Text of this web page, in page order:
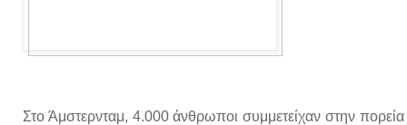
Στο Άμστερνταμ, 4.000 άνθρωποι συμμετείχαν στην